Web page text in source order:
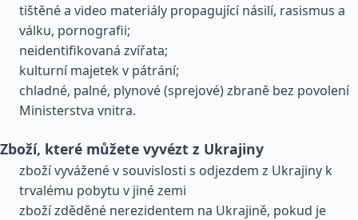
tištěné a video materiály propagující násilí, rasismus a
válku, pornografii;
neidentifikovaná zvířata;
kulturní majetek v pátrání;
chladné, palné, plynové (sprejové) zbraně bez povolení
Ministerstva vnitra.
Zboží, které můžete vyvézt z Ukrajiny
zboží vyvážené v souvislosti s odjezdem z Ukrajiny k
trvalému pobytu v jiné zemi
zboží zděděné nerezidentem na Ukrajině, pokud je